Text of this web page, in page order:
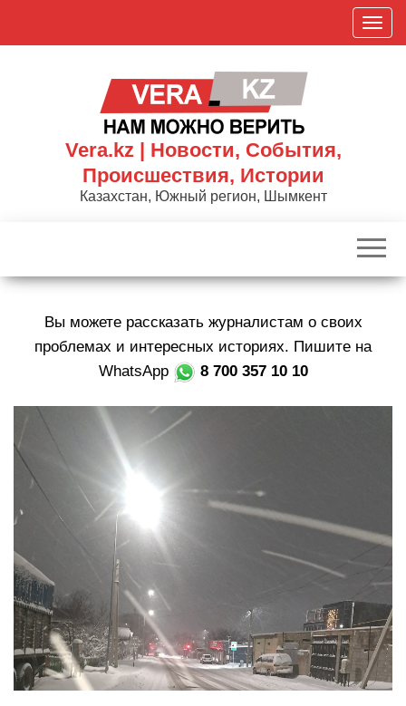
П
о
к
р
ю
Vera.kz | Новости, События,
Происшествия, Истории
Казахстан, Южный регион, Шымкент
Вы можете рассказать журналистам о своих
проблемах и интересных историях. Пишите на
WhatsApp
8 700 357 10 10